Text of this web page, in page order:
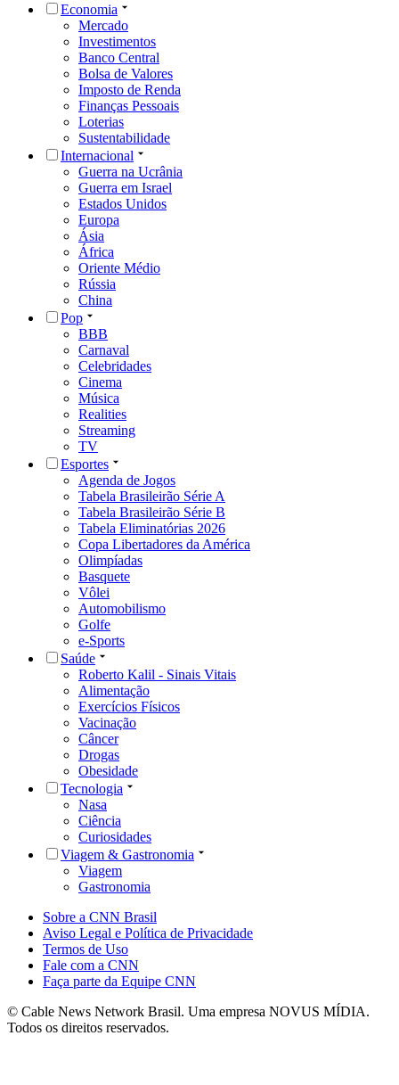
Economia
Mercado
Investimentos
Banco Central
Bolsa de Valores
Imposto de Renda
Finanças Pessoais
Loterias
Sustentabilidade
Internacional
Guerra na Ucrânia
Guerra em Israel
Estados Unidos
Europa
Ásia
África
Oriente Médio
Rússia
China
Pop
BBB
Carnaval
Celebridades
Cinema
Música
Realities
Streaming
TV
Esportes
Agenda de Jogos
Tabela Brasileirão Série A
Tabela Brasileirão Série B
Tabela Eliminatórias 2026
Copa Libertadores da América
Olimpíadas
Basquete
Vôlei
Automobilismo
Golfe
e-Sports
Saúde
Roberto Kalil - Sinais Vitais
Alimentação
Exercícios Físicos
Vacinação
Câncer
Drogas
Obesidade
Tecnologia
Nasa
Ciência
Curiosidades
Viagem & Gastronomia
Viagem
Gastronomia
Sobre a CNN Brasil
Aviso Legal e Política de Privacidade
Termos de Uso
Fale com a CNN
Faça parte da Equipe CNN
© Cable News Network Brasil. Uma empresa NOVUS MÍDIA.
Todos os direitos reservados.